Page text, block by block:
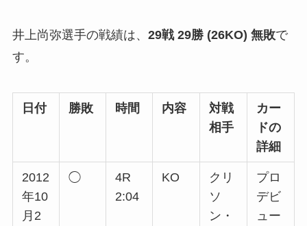
井上尚弥選手の戦績は、 29戦 29勝 (26KO) 無敗で
す。
日付 勝敗 時間 内容
対戦
相手
カー
ドの
詳細
2012
年10
月2
◯
4R
2:04
KO
クリ
ソ
ン・
プロ
デビ
ュー